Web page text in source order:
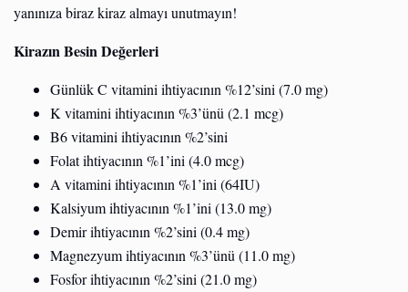
yanınıza biraz kiraz almayı unutmayın!
Kirazın Besin Değerleri
Günlük C vitamini ihtiyacının %12’sini (7.0 mg)
K vitamini ihtiyacının %3’ünü (2.1 mcg)
B6 vitamini ihtiyacının %2’sini
Folat ihtiyacının %1’ini (4.0 mcg)
A vitamini ihtiyacının %1’ini (64IU)
Kalsiyum ihtiyacının %1’ini (13.0 mg)
Demir ihtiyacının %2’sini (0.4 mg)
Magnezyum ihtiyacının %3’ünü (11.0 mg)
Fosfor ihtiyacının %2’sini (21.0 mg)